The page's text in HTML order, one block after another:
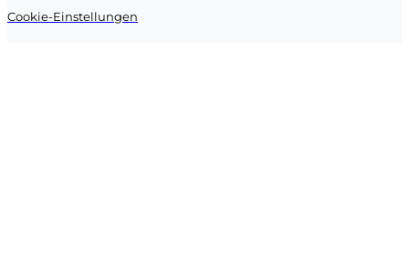
Cookie-Einstellungen